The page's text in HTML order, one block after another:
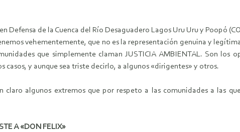
Defensa de la Cuenca del Río Desaguadero Lagos Uru Uru y Poopó
vehementemente, que no es la representación genuina y
que simplemente claman JUSTICIA AMBIENTAL. Son los
y aunque sea triste decirlo, a algunos «dirigentes» y otros.
claro algunos extremos que por respeto a las comunidades a las
A «DON FELIX»